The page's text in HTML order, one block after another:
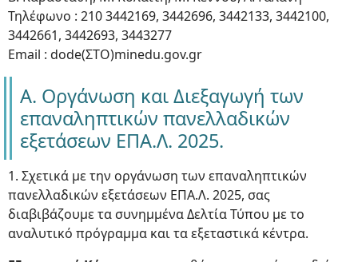
Τηλέφωνο : 210 3442169, 3442696, 3442133, 3442100,
3442661, 3442693, 3443277
Email : dode(ΣΤΟ)minedu.gov.gr
Α. Οργάνωση και Διεξαγωγή των
επαναληπτικών πανελλαδικών
εξετάσεων ΕΠΑ.Λ. 2025.
1. Σχετικά με την οργάνωση των επαναληπτικών
πανελλαδικών εξετάσεων ΕΠΑ.Λ. 2025, σας
διαβιβάζουμε τα συνημμένα Δελτία Τύπου με το
αναλυτικό πρόγραμμα και τα εξεταστικά κέντρα.